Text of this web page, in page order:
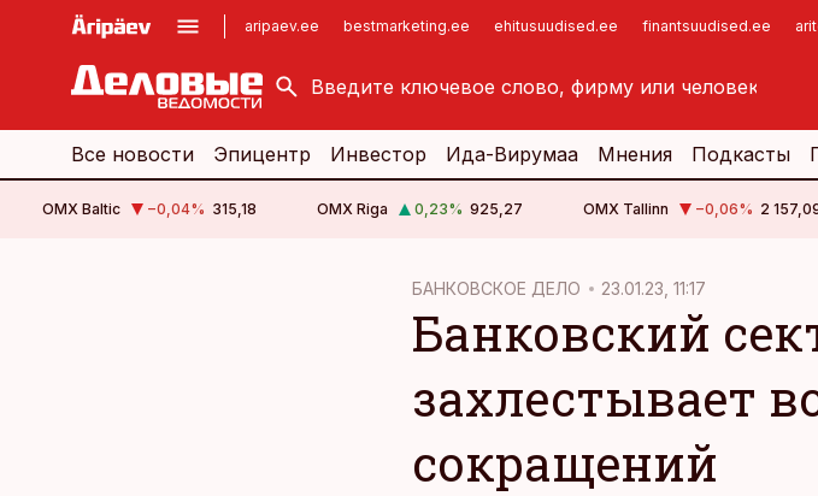
aripaev.ee bestmarketing.ee ehitusuudised.ee finantsuudised.ee
kinnisvarauudised.ee
logistikauudised.ee
imelineajalugu.ee
Все новости Эпицентр Инвестор Ида-Вирумаа Мнения Подкасты
OMX Baltic −0,04% 315,18 OMX Riga 0,23% 925,27 OMX Tallinn −0,06% 2
БАНКОВСКОЕ ДЕЛО 23.01.23, 11:17
Банковский
захлестывает
сокращений